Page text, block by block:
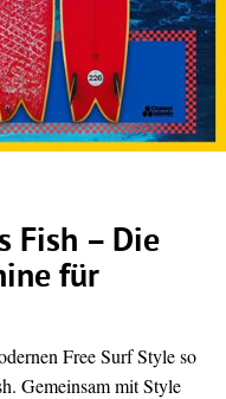
Fish – Die
für
Free Surf Style so
Gemeinsam mit Style